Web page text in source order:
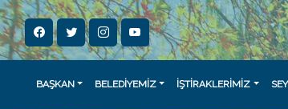
BAŞKAN BELEDİYEMİZ İŞTİRAKLERİMİZ